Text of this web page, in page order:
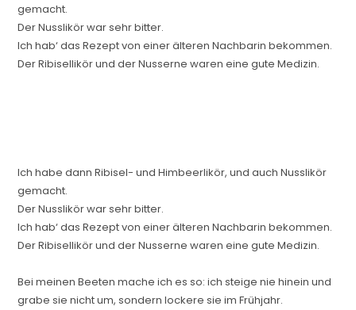
gemacht.
Der Nusslikör war sehr bitter.
Ich hab‘ das Rezept von einer älteren Nachbarin bekommen.
Der Ribisellikör und der Nusserne waren eine gute Medizin.
Ich habe dann Ribisel- und Himbeerlikör, und auch Nusslikör
gemacht.
Der Nusslikör war sehr bitter.
Ich hab‘ das Rezept von einer älteren Nachbarin bekommen.
Der Ribisellikör und der Nusserne waren eine gute Medizin.
Bei meinen Beeten mache ich es so: ich steige nie hinein und
grabe sie nicht um, sondern lockere sie im Frühjahr.